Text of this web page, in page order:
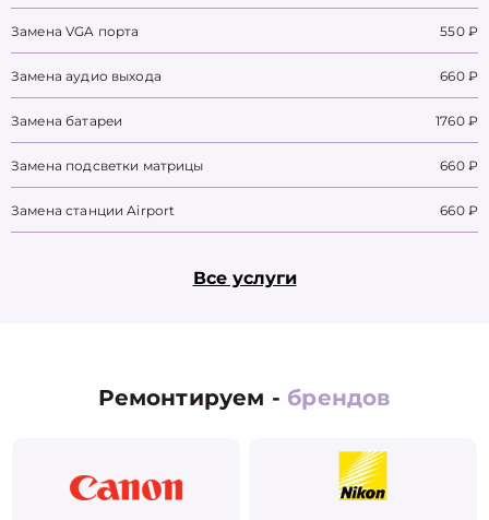
Замена VGA порта 550 ₽
Замена аудио выхода 660 ₽
Замена батареи 1760 ₽
Замена подсветки матрицы 660 ₽
Замена станции Airport 660 ₽
Все услуги
Ремонтируем - брендов